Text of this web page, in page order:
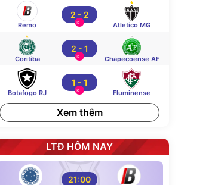
Remo
2 - 2
KT Atletico MG
Coritiba
2 - 1
KT Chapecoense AF
Botafogo RJ
1 - 1
KT Fluminense
Xem thêm
LTĐ HÔM NAY
21:00